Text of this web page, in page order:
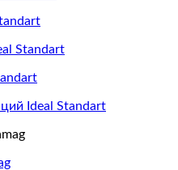
Standart
Ideal Standart